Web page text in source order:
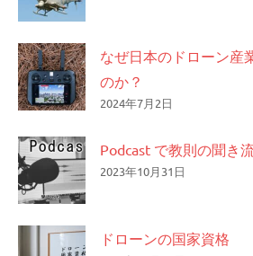
なぜ日本のドローン産
のか？
2024年7月2日
Podcast で教則の聞き流
2023年10月31日
ドローンの国家資格